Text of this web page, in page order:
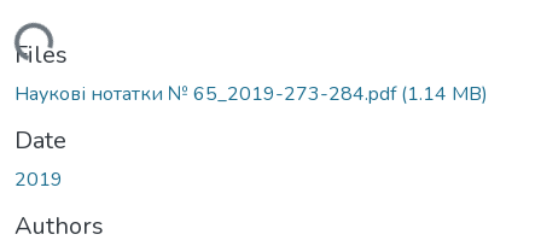
Files
Наукові нотатки № 65_2019-273-284.pdf(1.14 MB)
Date
2019
Authors